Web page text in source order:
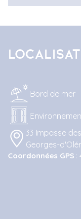
Bord de mer
33 Impasse
Georges-
Coordonnées GPS :